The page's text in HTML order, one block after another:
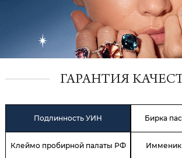
ГАРАНТИЯ
Подлинность УИН Бирка
Клеймо пробирной палаты РФ Имменик